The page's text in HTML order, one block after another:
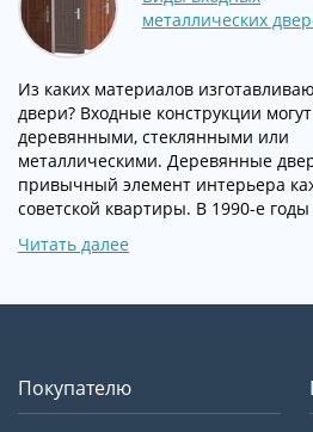
металлических
Из каких материалов
двери? Входные конструкции
деревянными, стеклянными или
металлическими. Деревянные
привычный элемент интерьера
советской квартиры. В 1990-е
Читать далее
Покупателю